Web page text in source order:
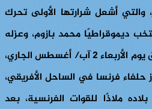
والتي أشعل شرارتها الأولى تحرك
ديموقراطيًا محمد بازوم، وعزله
من منصبه، عبر انقلاب انطلق يوم الأربعاء 2 آب/ أغسطس الجاري،
حلفاء فرنسا في الساحل الأفريقي،
ملاذًا للقوات الفرنسية، بعد